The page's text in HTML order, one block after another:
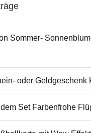
Sommer-
oder Geldgeschenk
Set Farbenfrohe